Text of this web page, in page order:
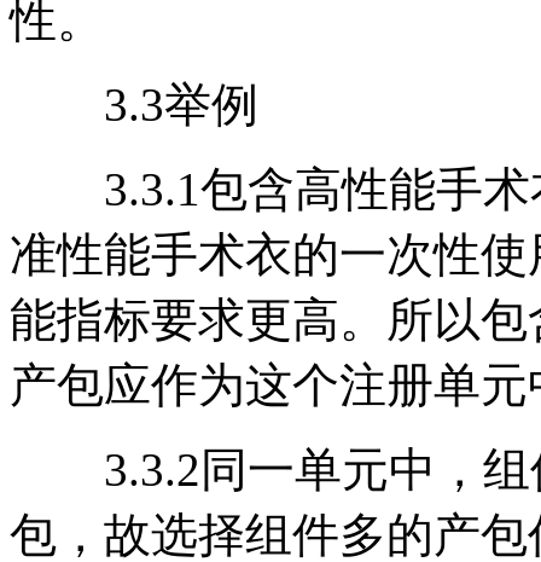
性。
3.3举例
3.3.1包含高性能手术
准性能手术衣的一次性
能指标要求更高。所以
产包应作为这个注册单
3.3.2同一单元中，组
包，故选择组件多的产